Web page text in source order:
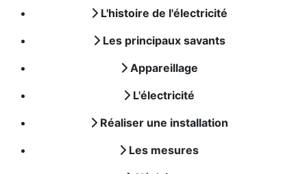
L'histoire de l'électricité
Les principaux savants
Appareillage
L'électricité
Réaliser une installation
Les mesures